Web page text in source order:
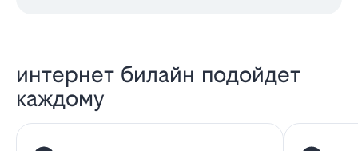
интернет билайн подойдет
каждому